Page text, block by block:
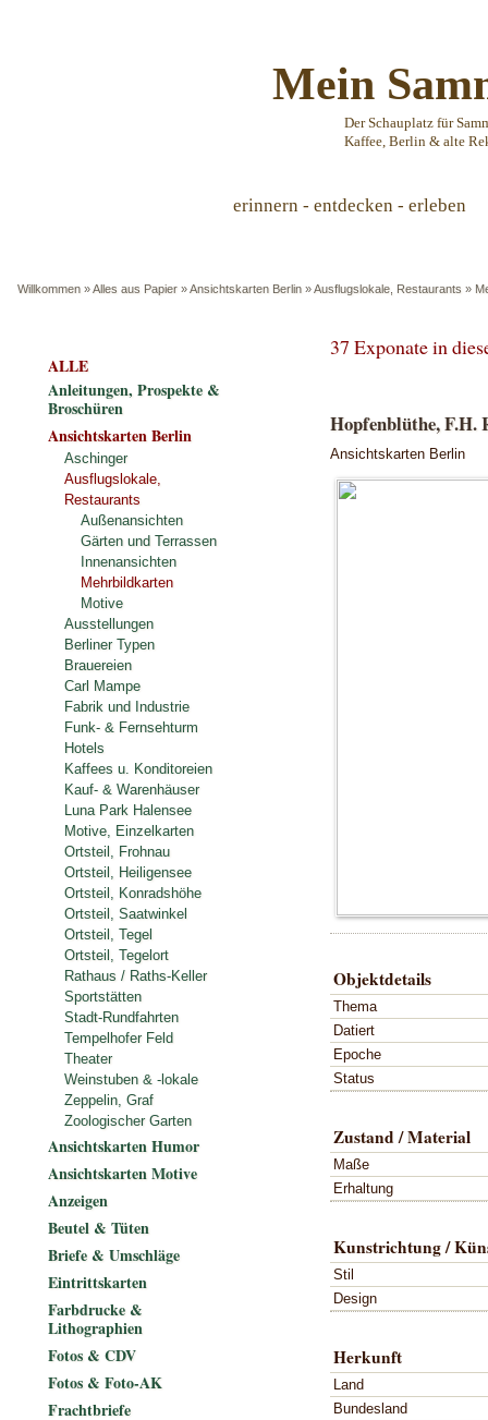
Mein
Der Schauplatz für
Kaffee, Berlin & alte
erinnern - entdecken - erleben
Willkommen »Alles aus Papier »Ansichtskarten Berlin »Ausflugslokale, Restaurants »
37 Exponate in
Hopfenblüthe, F.H.
Ansichtskarten Berlin
Objektdetails
Thema
Datiert
Epoche
Status
Zustand / Material
Maße
Erhaltung
Kunstrichtung /
Stil
Design
Herkunft
Land
Bundesland
ALLE
Anleitungen, Prospekte &
Broschüren
Ansichtskarten Berlin
Aschinger
Ausflugslokale,
Restaurants
Außenansichten
Gärten und Terrassen
Innenansichten
Mehrbildkarten
Motive
Ausstellungen
Berliner Typen
Brauereien
Carl Mampe
Fabrik und Industrie
Funk- & Fernsehturm
Hotels
Kaffees u. Konditoreien
Kauf- & Warenhäuser
Luna Park Halensee
Motive, Einzelkarten
Ortsteil, Frohnau
Ortsteil, Heiligensee
Ortsteil, Konradshöhe
Ortsteil, Saatwinkel
Ortsteil, Tegel
Ortsteil, Tegelort
Rathaus / Raths-Keller
Sportstätten
Stadt-Rundfahrten
Tempelhofer Feld
Theater
Weinstuben & -lokale
Zeppelin, Graf
Zoologischer Garten
Ansichtskarten Humor
Ansichtskarten Motive
Anzeigen
Beutel & Tüten
Briefe & Umschläge
Eintrittskarten
Farbdrucke &
Lithographien
Fotos & CDV
Fotos & Foto-AK
Frachtbriefe